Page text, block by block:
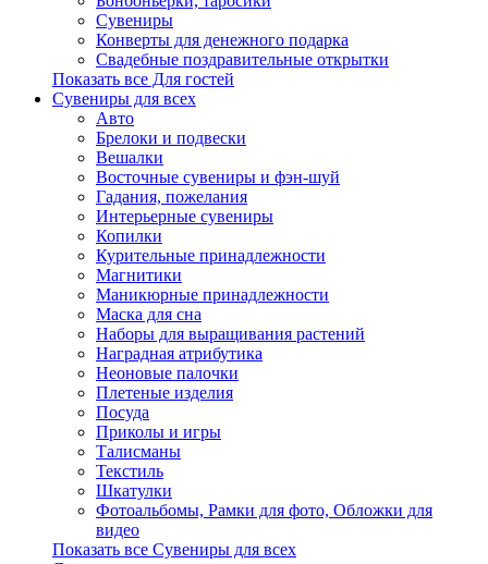
Сувениры
Конверты для денежного подарка
Свадебные поздравительные открытки
Показать все Для гостей
Сувениры для всех
Авто
Брелоки и подвески
Вешалки
Восточные сувениры и фэн-шуй
Гадания, пожелания
Интерьерные сувениры
Копилки
Курительные принадлежности
Магнитики
Маникюрные принадлежности
Маска для сна
Наборы для выращивания растений
Наградная атрибутика
Неоновые палочки
Плетеные изделия
Посуда
Приколы и игры
Талисманы
Текстиль
Шкатулки
Фотоальбомы, Рамки для фото, Обложки для
видео
Показать все Сувениры для всех